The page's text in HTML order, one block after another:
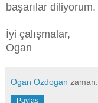
başarılar diliyorum.
İyi çalışmalar,
Ogan
Ogan Ozdogan zaman:
Paylaş